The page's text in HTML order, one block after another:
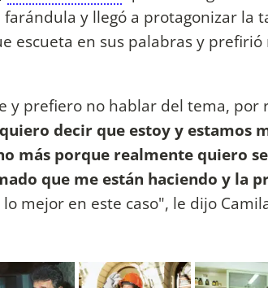
y llegó a protagonizar la
escueta en sus palabras y
y prefiero no hablar del tema, por
decir que estoy y estamos
más porque realmente quiero
que me están haciendo y la
mejor en este caso", le dijo